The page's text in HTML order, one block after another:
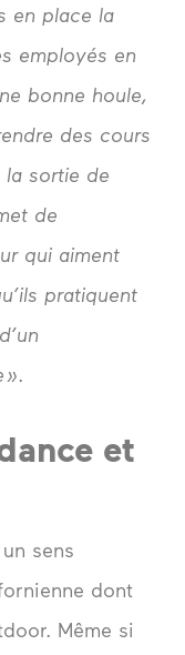
en place la
employés en
bonne houle,
des cours
la sortie de
de
qui aiment
pratiquent
».
et
sens
dont
Même si